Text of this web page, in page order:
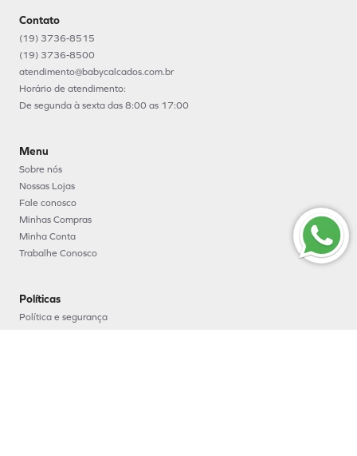
Contato
(19) 3736-8515
(19) 3736-8500
atendimento@babycalcados.com.br
Horário de atendimento:
De segunda à sexta das 8:00 as 17:00
Menu
Sobre nós
Nossas Lojas
Fale conosco
Minhas Compras
Minha Conta
Trabalhe Conosco
Políticas
Política e segurança